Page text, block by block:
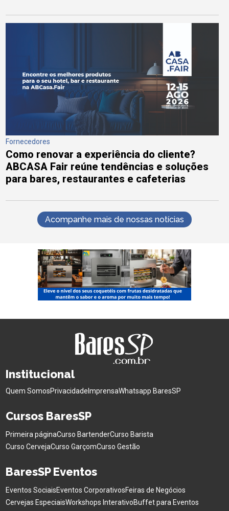
Fornecedores
Como renovar a experiência do cliente?
ABCASA Fair reúne tendências e soluções
para bares, restaurantes e cafeterias
Acompanhe mais de nossas notícias
Institucional
Quem SomosPrivacidade ImprensaWhatsapp BaresSP
Cursos BaresSP
Primeira páginaCurso BartenderCurso Barista
Curso CervejaCurso GarçomCurso Gestão
BaresSP Eventos
Eventos SociaisEventos CorporativosFeiras de Negócios
Cervejas EspeciaisWorkshops InterativoBuffet para Eventos